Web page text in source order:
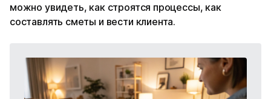
можно увидеть, как строятся процессы, как
составлять сметы и вести клиента.